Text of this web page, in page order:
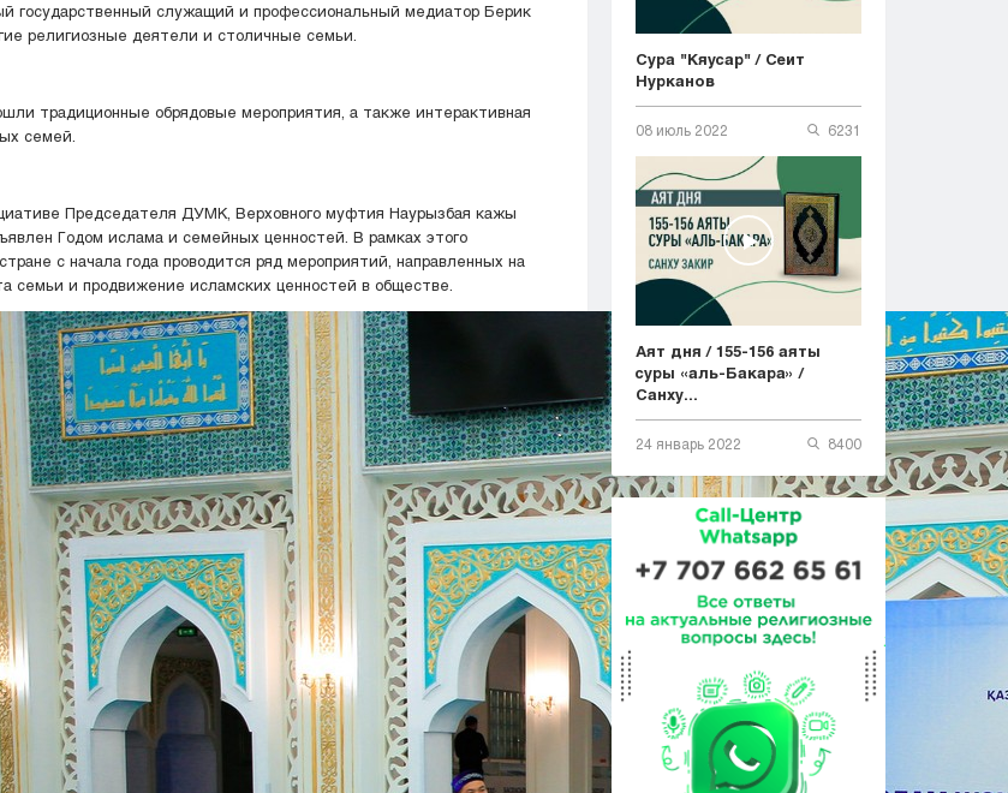
государственный служащий и профессиональный медиатор Берик
религиозные деятели и столичные семьи.
традиционные обрядовые мероприятия, а также интерактивная
семей.
Председателя ДУМК, Верховного муфтия Наурызбая кажы
Годом ислама и семейных ценностей. В рамках этого
с начала года проводится ряд мероприятий, направленных на
семьи и продвижение исламских ценностей в обществе.
Сура "Кяусар" / Сеит
Нурканов
08 июль 2022 6231
Аят дня / 155-156 аяты
суры «аль-Бакара» /
Санху...
24 январь 2022 8400